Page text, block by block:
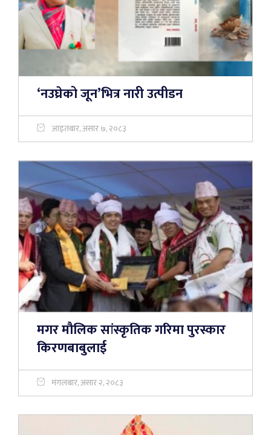
‘नउघ्रेको जून’भित्र नारी उत्पीडन
आइतबार, असार ७, २०८३
मगर मौलिक सांस्कृतिक गरिमा पुरस्कार
किरणबाबुलाई
मंगलबार, असार २, २०८३